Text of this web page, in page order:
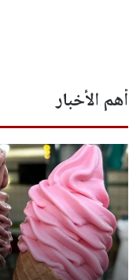
أهم الأخبار